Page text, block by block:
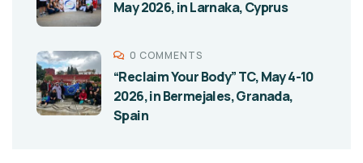
May 2026, in Larnaka, Cyprus
0 COMMENTS
“Reclaim Your Body” TC, May 4-10
2026, in Bermejales, Granada,
Spain